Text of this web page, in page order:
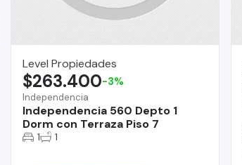
Level Propiedades
Independencia
Independencia 560 Depto 1
Dorm con Terraza Piso 7
$263.400-3%
1 1